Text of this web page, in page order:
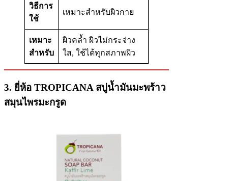
วิธีการ
ใช้
เหมาะสำหรับผิวกาย
เหมาะ
สำหรับ
ผิวคล้ำ ผิวไม่กระจ่าง
ใส, ใช้ได้ทุกสภาพผิว
3. ยี่ห้อ TROPICANA สบู่น้ำมันมะพร้าว
สมุนไพรมะกรูด